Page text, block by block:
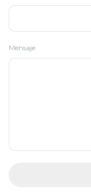
Mensaje